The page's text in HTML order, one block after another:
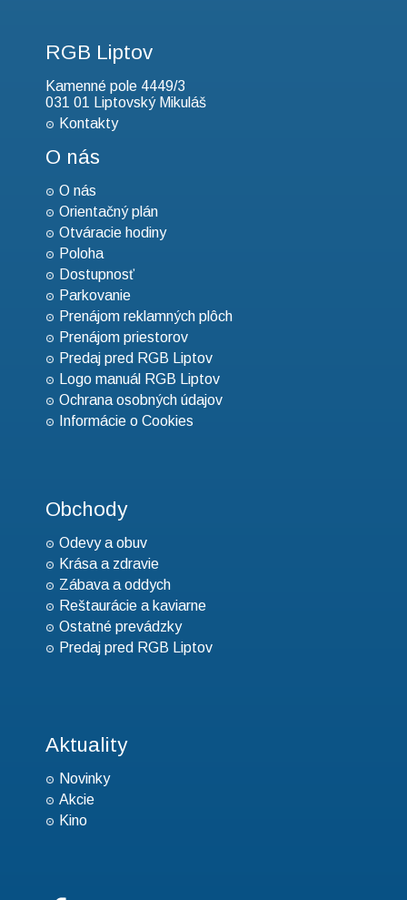
RGB Liptov
Kamenné pole 4449/3
031 01 Liptovský Mikuláš
Kontakty
O nás
O nás
Orientačný plán
Otváracie hodiny
Poloha
Dostupnosť
Parkovanie
Prenájom reklamných plôch
Prenájom priestorov
Predaj pred RGB Liptov
Logo manuál RGB Liptov
Ochrana osobných údajov
Informácie o Cookies
Obchody
Odevy a obuv
Krása a zdravie
Zábava a oddych
Reštaurácie a kaviarne
Ostatné prevádzky
Predaj pred RGB Liptov
Aktuality
Novinky
Akcie
Kino